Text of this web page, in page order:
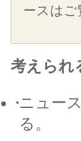
ースはご
考えられ
ニュー
る。